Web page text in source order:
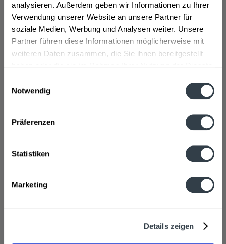
analysieren. Außerdem geben wir Informationen zu Ihrer
Verwendung unserer Website an unsere Partner für
soziale Medien, Werbung und Analysen weiter. Unsere
Partner führen diese Informationen möglicherweise mit
weiteren Daten zusammen, die Sie ihnen bereitgestellt
Notwendig
Präferenzen
Statistiken
Marketing
Details zeigen
ab 18,49 € *